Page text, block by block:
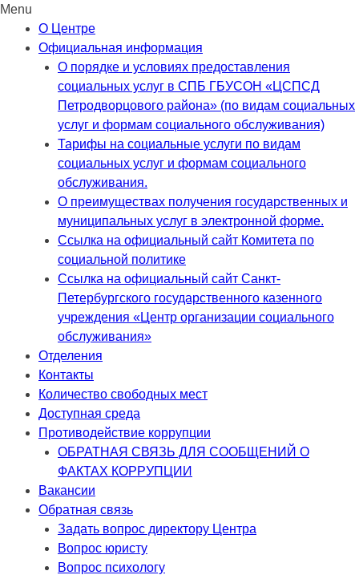
Menu
О Центре
Официальная информация
О порядке и условиях предоставления
социальных услуг в СПБ ГБУСОН «ЦСПСД
Петродворцового района» (по видам социальных
услуг и формам социального обслуживания)
Тарифы на социальные услуги по видам
социальных услуг и формам социального
обслуживания.
О преимуществах получения государственных и
муниципальных услуг в электронной форме.
Ссылка на официальный сайт Комитета по
социальной политике
Ссылка на официальный сайт Санкт-
Петербургского государственного казенного
учреждения «Центр организации социального
обслуживания»
Отделения
Контакты
Количество свободных мест
Доступная среда
Противодействие коррупции
ОБРАТНАЯ СВЯЗЬ ДЛЯ СООБЩЕНИЙ О
ФАКТАХ КОРРУПЦИИ
Вакансии
Обратная связь
Задать вопрос директору Центра
Вопрос юристу
Вопрос психологу